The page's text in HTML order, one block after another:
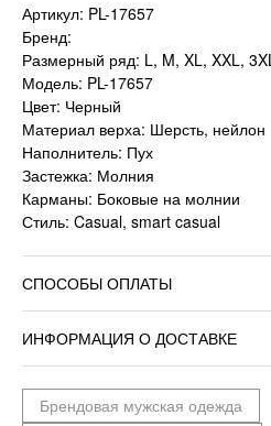
Артикул: PL-17657
Бренд:
Размерный ряд: L, M, XL, XXL,
Модель: PL-17657
Цвет: Черный
Материал верха: Шерсть, нейлон
Наполнитель: Пух
Застежка: Молния
Карманы: Боковые на молнии
Стиль: Casual, smart casual
СПОСОБЫ ОПЛАТЫ
ИНФОРМАЦИЯ О ДОСТАВКЕ
Брендовая мужская одежда